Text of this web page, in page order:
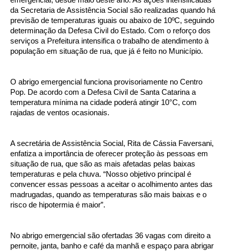
da Secretaria de Assistência Social são realizadas quando há
previsão de temperaturas iguais ou abaixo de 10ºC, seguindo
determinação da Defesa Civil do Estado. Com o reforço dos
serviços a Prefeitura intensifica o trabalho de atendimento à
população em situação de rua, que já é feito no Município.
O abrigo emergencial funciona provisoriamente no Centro
Pop. De acordo com a Defesa Civil de Santa Catarina a
temperatura mínima na cidade poderá atingir 10°C, com
rajadas de ventos ocasionais.
A secretária de Assistência Social, Rita de Cássia Faversani,
enfatiza a importância de oferecer proteção às pessoas em
situação de rua, que são as mais afetadas pelas baixas
temperaturas e pela chuva. “Nosso objetivo principal é
convencer essas pessoas a aceitar o acolhimento antes das
madrugadas, quando as temperaturas são mais baixas e o
risco de hipotermia é maior”.
No abrigo emergencial são ofertadas 36 vagas com direito a
pernoite, janta, banho e café da manhã e espaço para abrigar